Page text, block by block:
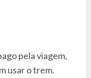
pela viagem,
usar o trem.